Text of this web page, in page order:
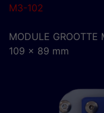
M3-102
MODULE GROOTTE
109 x 89 mm